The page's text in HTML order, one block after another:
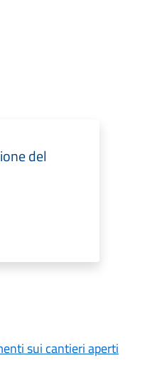
del
sui cantieri aperti